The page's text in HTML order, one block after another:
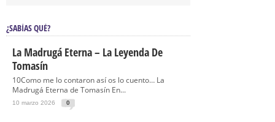
¿SABÍAS QUÉ?
La Madrugá Eterna – La Leyenda De
Tomasín
10Como me lo contaron así os lo cuento… La
Madrugá Eterna de Tomasín En...
10 marzo 2026 0